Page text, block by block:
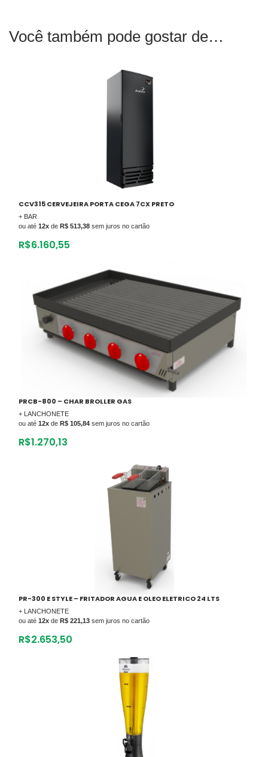
Você também pode gostar de
CCV315 CERVEJEIRA PORTA CEGA 7CX PRETO
+ BAR
ou até 12x de R$ 513,38 sem juros no cartão
R$6.160,55
PRCB-800 – CHAR BROLLER GAS
+ LANCHONETE
ou até 12x de R$ 105,84 sem juros no cartão
R$1.270,13
PR-300 E STYLE – FRITADOR AGUA E OLEO ELETRICO 24 LTS
+ LANCHONETE
ou até 12x de R$ 221,13 sem juros no cartão
R$2.653,50